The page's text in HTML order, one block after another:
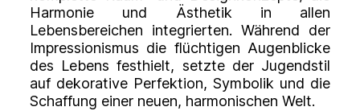
Harmonie und Ästhetik in allen
Lebensbereichen integrierten. Während der
Impressionismus die flüchtigen Augenblicke
des Lebens festhielt, setzte der Jugendstil
auf dekorative Perfektion, Symbolik und die
Schaffung einer neuen, harmonischen Welt.